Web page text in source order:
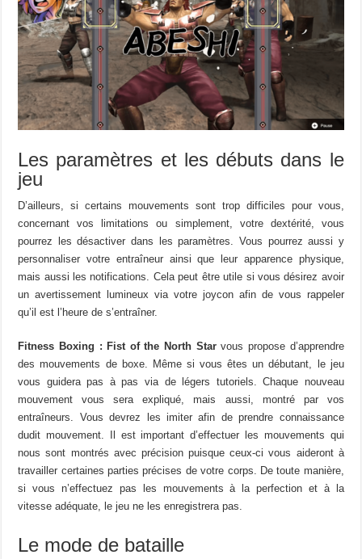
Les paramètres et les débuts dans le
jeu
D’ailleurs, si certains mouvements sont trop difficiles pour vous,
concernant vos limitations ou simplement, votre dextérité, vous
pourrez les désactiver dans les paramètres. Vous pourrez aussi y
personnaliser votre entraîneur ainsi que leur apparence physique,
mais aussi les notifications. Cela peut être utile si vous désirez avoir
un avertissement lumineux via votre joycon afin de vous rappeler
qu’il est l’heure de s’entraîner.
Fitness Boxing : Fist of the North Starvous propose d’apprendre
des mouvements de boxe. Même si vous êtes un débutant, le jeu
vous guidera pas à pas via de légers tutoriels. Chaque nouveau
mouvement vous sera expliqué, mais aussi, montré par vos
entraîneurs. Vous devrez les imiter afin de prendre connaissance
dudit mouvement. Il est important d’effectuer les mouvements qui
nous sont montrés avec précision puisque ceux-ci vous aideront à
travailler certaines parties précises de votre corps. De toute manière,
si vous n’effectuez pas les mouvements à la perfection et à la
vitesse adéquate, le jeu ne les enregistrera pas.
Le mode de bataille